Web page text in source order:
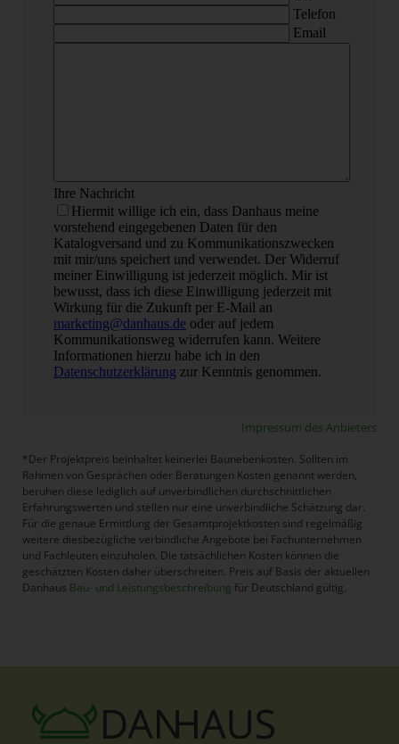
Impressum des Anbieters
*Der Projektpreis beinhaltet keinerlei Baunebenkosten. Sollten im
Rahmen von Gesprächen oder Beratungen Kosten genannt werden,
beruhen diese lediglich auf unverbindlichen durchschnittlichen
Erfahrungswerten und stellen nur eine unverbindliche Schätzung dar.
Für die genaue Ermittlung der Gesamtprojektkosten sind regelmäßig
weitere diesbezügliche verbindliche Angebote bei Fachunternehmen
und Fachleuten einzuholen. Die tatsächlichen Kosten können die
geschätzten Kosten daher überschreiten. Preis auf Basis der aktuellen
Danhaus Bau- und Leistungsbeschreibung für Deutschland gültig.